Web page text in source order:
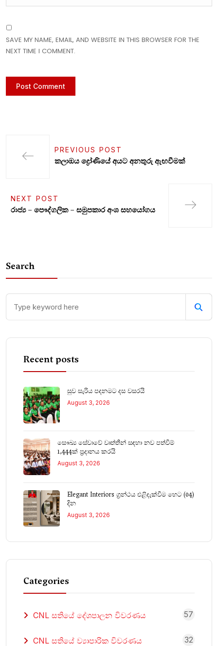
SAVE MY NAME, EMAIL, AND WEBSITE IN THIS BROWSER FOR THE
NEXT TIME I COMMENT.
PREVIOUS POST
කලාඔය ද්‍රෝණියේ අයට අනතුරු ඇඟවීමක්
NEXT POST
රාජ්‍ය – පෞද්ගලික – සමුපකාර අංශ සහයෝගය
Search
Recent posts
සුව සැරිය පදනමට දස වසරයි
August 3, 2026
සෞඛ්‍ය සේවාවේ වෘත්තීන් සඳහා නව පත්වීම්
1,444ක් ප්‍රදානය කරයි
August 3, 2026
Elegant Interiors ග්‍රන්ථය එළිදැක්වීම හෙට (04)
දින
August 3, 2026
Categories
CNL සතියේ දේශපාලන විවරණය 57
CNL සතියේ ව්‍යාපාරික විවරණය 32